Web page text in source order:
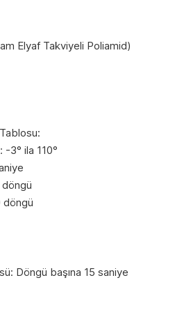
Elyaf Takviyeli Poliamid)
-3° ila 110°
döngü
döngü
Döngü başına 15 saniye